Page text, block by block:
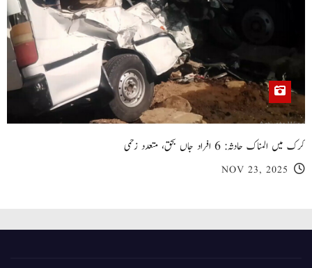
کرک میں المناک حادثہ: 6 افراد جاں بحق، متعدد زخمی
NOV 23, 2025